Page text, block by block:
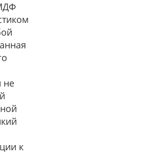
не
к